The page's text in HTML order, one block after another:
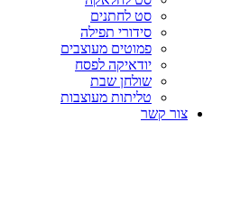
סט לחתנים
סידורי תפילה
פמוטים מעוצבים
יודאיקה לפסח
שולחן שבת
טליתות מעוצבות
צור קשר